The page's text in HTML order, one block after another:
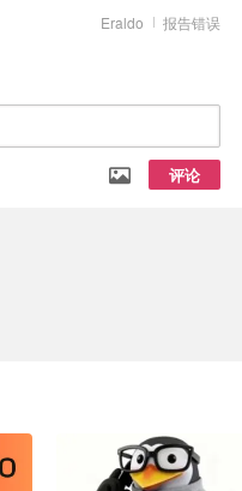
报告错误
Eraldo
评论